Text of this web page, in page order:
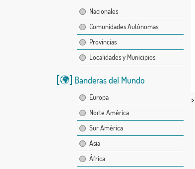
Nacionales
Comunidades Autónomas
Provincias
Localidades y Municipios
Banderas del Mundo
Europa
Norte América
Sur América
Asia
África
>